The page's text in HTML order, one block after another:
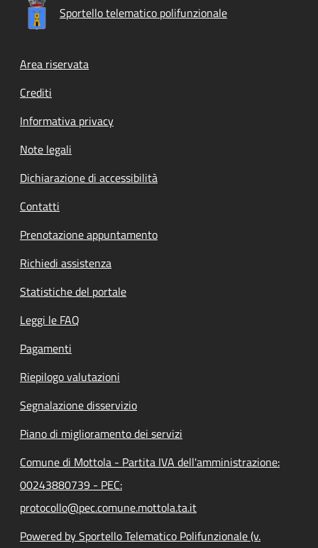
Sportello telematico polifunzionale
Footer menu
Area riservata
Crediti
Informativa privacy
Note legali
Dichiarazione di accessibilità
Contatti
Prenotazione appuntamento
Richiedi assistenza
Statistiche del portale
Leggi le FAQ
Pagamenti
Riepilogo valutazioni
Segnalazione disservizio
Piano di miglioramento dei servizi
Comune di Mottola - Partita IVA dell'amministrazione:
00243880739 - PEC:
protocollo@pec.comune.mottola.ta.it
Powered by Sportello Telematico Polifunzionale (v.